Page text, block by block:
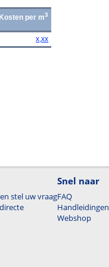
Kosten per m3
x,xx
stel uw vraag
Snel naar
FAQ
Handleidingen
Webshop